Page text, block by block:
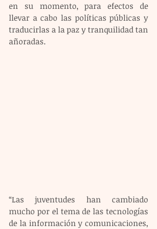
en su momento, para efectos de
llevar a cabo las políticas públicas y
traducirlas a la paz y tranquilidad tan
añoradas.
“Las juventudes han cambiado
mucho por el tema de las tecnologías
de la información y comunicaciones,